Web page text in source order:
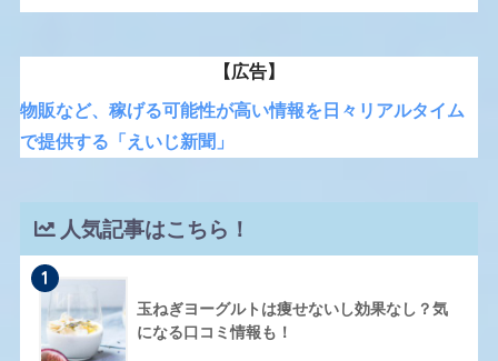
【広告】
物販など、稼げる可能性が高い情報を日々リアルタイム
で提供する「えいじ新聞」
人気記事はこちら！
1
玉ねぎヨーグルトは痩せないし効果なし？気
になる口コミ情報も！